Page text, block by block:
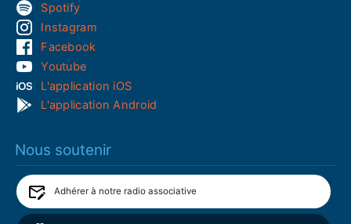
Spotify
Instagram
Facebook
Youtube
L'application iOS
L'application Android
Nous soutenir
Adhérer à notre radio associative